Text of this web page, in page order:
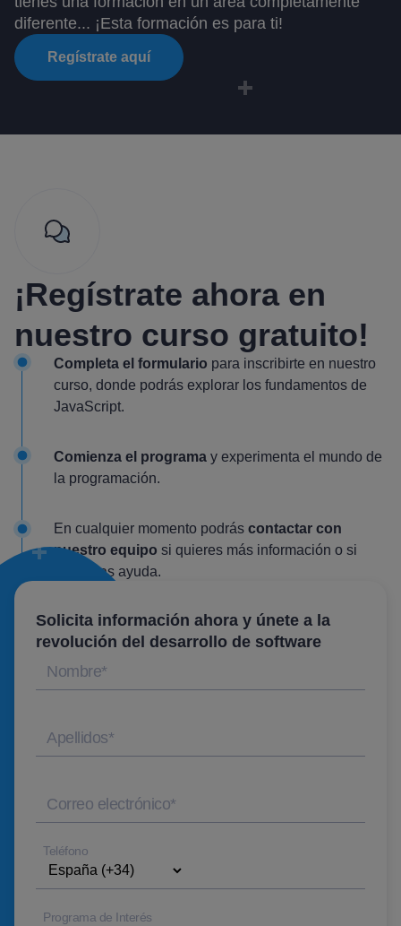
diferente... ¡Esta formación es para ti!
Regístrate aquí
Solicita información ahora y únete a la
revolución del desarrollo de software
Nombre*
Apellidos*
Correo electrónico*
Teléfono
Programa de Interés
¡Regístrate ahoraen
nuestro curso gratuito!
Completa el formulario para inscribirte en nuestro
curso, donde podrás explorar los fundamentos de
JavaScript.
Comienza el programa y experimenta el mundo de
la programación.
En cualquier momento podrás contactar con
nuestro equipo si quieres más información o si
necesitas ayuda.